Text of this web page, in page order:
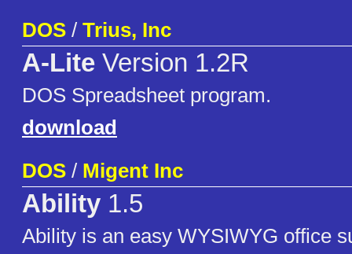
DOS / Trius, Inc
A-Lite Version 1.2R
DOS Spreadsheet program.
download
DOS / Migent Inc
Ability 1.5
Ability is an easy WYSIWYG office